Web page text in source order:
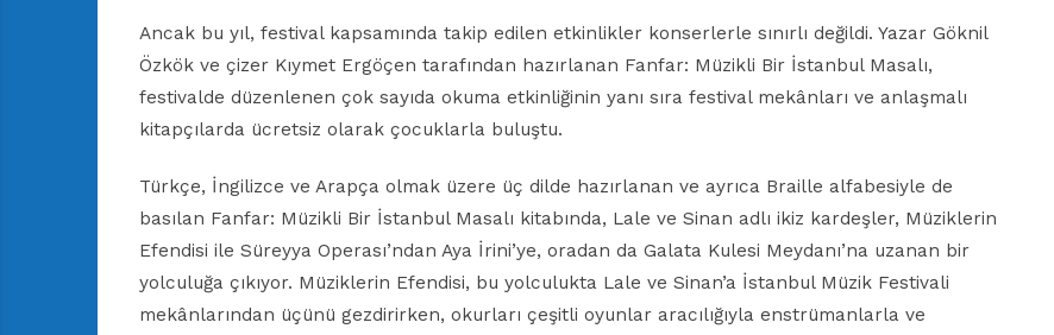
Ancak bu yıl, festival kapsamında takip edilen etkinlikler konserlerle sınırlı değildi. Yazar Göknil
Özkök ve çizer Kıymet Ergöçen tarafından hazırlanan Fanfar: Müzikli Bir İstanbul Masalı,
festivalde düzenlenen çok sayıda okuma etkinliğinin yanı sıra festival mekânları ve anlaşmalı
kitapçılarda ücretsiz olarak çocuklarla buluştu.
Türkçe, İngilizce ve Arapça olmak üzere üç dilde hazırlanan ve ayrıca Braille alfabesiyle de
basılan Fanfar: Müzikli Bir İstanbul Masalı kitabında, Lale ve Sinan adlı ikiz kardeşler, Müziklerin
Efendisi ile Süreyya Operası’ndan Aya İrini’ye, oradan da Galata Kulesi Meydanı’na uzanan bir
yolculuğa çıkıyor. Müziklerin Efendisi, bu yolculukta Lale ve Sinan’a İstanbul Müzik Festivali
mekânlarından üçünü gezdirirken, okurları çeşitli oyunlar aracılığıyla enstrümanlarla ve